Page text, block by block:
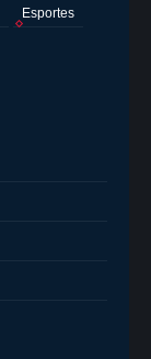
Esportes